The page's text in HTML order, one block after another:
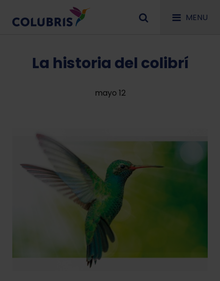
MENU
La historia del colibrí
mayo 12